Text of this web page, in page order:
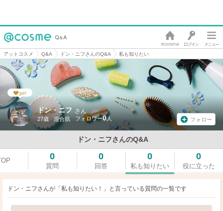
アットコスメ Q&A ドン・ニフさんのQ&A 私も知りたい
ドン・ニフ さん
27歳 混合肌 0 フォロー
ドン・ニフさんのQ&A
get
0
質問
0
回答
0
私も知りたい
0
役に立った
ドン・ニフさんが「私も知りたい！」と言っている質問の一覧です